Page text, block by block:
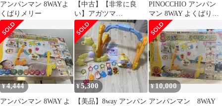
アンパンマン 8WAYよ
くばりメリー
【中古】【非常に良
い】アガツマ
(AGATSUMA) アンパン
マン 8WAY ウォーカー
までへんしん! よくば
りメリー （対象年齢0
ヶ月以上）
PINOCCHIO アンパン
マン 8WAY よくばりメ
リー
¥4,444
アンパンマン 8WAY よ
¥5,300
【美品】8way アンパン
¥10,000
アンパンマン 8WAY